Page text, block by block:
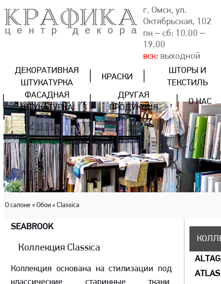
КРАФИКА
центр декора
г. Омск, ул.
Октябрьская, 102
пн – сб: 10.00 –
19.00
вск: выходной
ДЕКОРАТИВНАЯ
ШТУКАТУРКА
КРАСКИ
ШТОРЫ И
ТЕКСТИЛЬ
ФАСАДНАЯ
ШТУКАТУРКА
ДРУГАЯ
ПРОДУКЦИЯ
О НАС
О салоне « Обои « Classica
SEABROOK
Коллекция Classica
Коллекция основана на стилизации под
ATLAS